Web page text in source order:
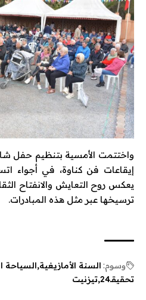
واختتمت الأمسية بتنظيم حفل
إيقاعات فن كناوة، في أجواء
يعكس روح التعايش والانفتاح
ترسيخها عبر مثل هذه المبادرات.
وسوم: السنة الأمازيغية السياحة
تحقيقـ24
تيزنيت